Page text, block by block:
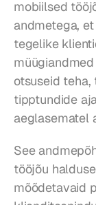
mobiilsed
andmetega,
tegelike
otsuseid
tipptundide
aeglasematel
See
tööjõu
mõõdetavaid